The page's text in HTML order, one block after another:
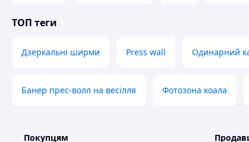
ТОП теги
Дзеркальні ширми Press wall Одинарний
Банер прес-волл на весілля Фотозона коала
Покупцям